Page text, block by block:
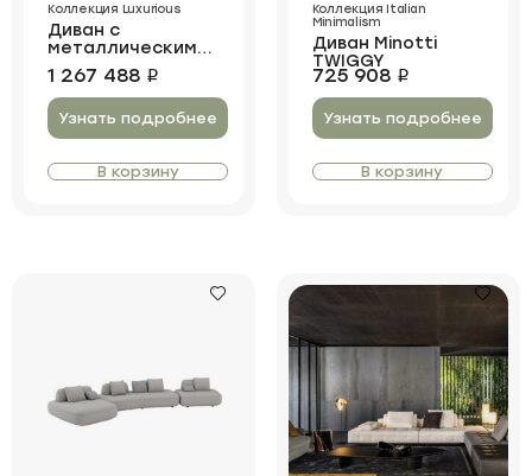
Диван с
металлическими
ножками Krispus
Коллекция Luxurious
1 267 488 i
Узнать подробнее
В корзину
Диван Minotti
TWIGGY
Коллекция Italian
Minimalism
725 908 i
Узнать подробнее
В корзину